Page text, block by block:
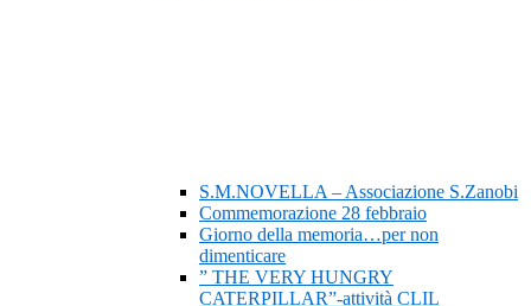
S.M.NOVELLA – Associazione S.Zanobi
Commemorazione 28 febbraio
Giorno della memoria…per non
dimenticare
” THE VERY HUNGRY
CATERPILLAR”-attività CLIL